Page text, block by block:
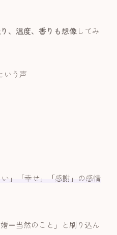
、温度、香りも想像してみ
いう声
い」「幸せ」「感謝」の感情
＝当然のこと」と刷り込ん